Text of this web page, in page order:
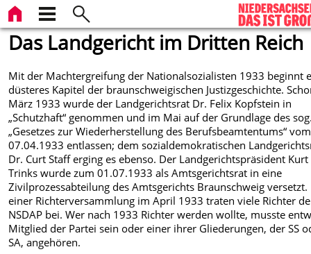
Das Landgericht im Dritten Reich
Mit der Machtergreifung der Nationalsozialisten 1933 beginnt
düsteres Kapitel der braunschweigischen Justizgeschichte.
März 1933 wurde der Landgerichtsrat Dr. Felix Kopfstein in
„Schutzhaft“ genommen und im Mai auf der Grundlage des
„Gesetzes zur Wiederherstellung des Berufsbeamtentums“ vom
07.04.1933 entlassen; dem sozialdemokratischen
Dr. Curt Staff erging es ebenso. Der Landgerichtspräsident Kurt
Trinks wurde zum 01.07.1933 als Amtsgerichtsrat in eine
Zivilprozessabteilung des Amtsgerichts Braunschweig versetzt.
einer Richterversammlung im April 1933 traten viele Richter
NSDAP bei. Wer nach 1933 Richter werden wollte, musste
Mitglied der Partei sein oder einer ihrer Gliederungen, der SS
SA, angehören.